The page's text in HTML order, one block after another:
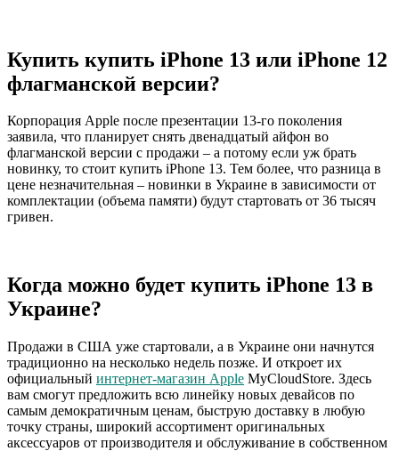
Купить купить iPhone 13 или iPhone 12
флагманской версии?
Корпорация Apple после презентации 13-го поколения
заявила, что планирует снять двенадцатый айфон во
флагманской версии с продажи – а потому если уж брать
новинку, то стоит купить iPhone 13. Тем более, что разница в
цене незначительная – новинки в Украине в зависимости от
комплектации (объема памяти) будут стартовать от 36 тысяч
гривен.
Когда можно будет купить iPhone 13 в
Украине?
Продажи в США уже стартовали, а в Украине они начнутся
традиционно на несколько недель позже. И откроет их
официальный интернет-магазин Apple MyCloudStore. Здесь
вам смогут предложить всю линейку новых девайсов по
самым демократичным ценам, быструю доставку в любую
точку страны, широкий ассортимент оригинальных
аксессуаров от производителя и обслуживание в собственном